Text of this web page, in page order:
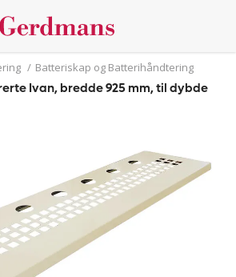
/ Batteriskap og Batterihåndtering
Ivan, bredde 925 mm, til dybde